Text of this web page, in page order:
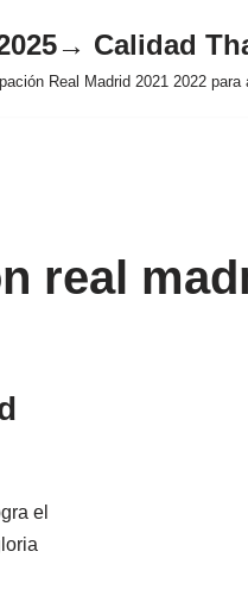
Calidad
Real Madrid 2021 2022
real
el